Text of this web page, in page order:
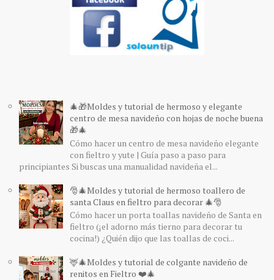
🎄🎁Moldes y tutorial de hermoso y elegante
centro de mesa navideño con hojas de noche buena
🎁🎄
Cómo hacer un centro de mesa navideño elegante
con fieltro y yute | Guía paso a paso para
principiantes Si buscas una manualidad navideña el...
🎅🎄Moldes y tutorial de hermoso toallero de
santa Claus en fieltro para decorar 🎄🎅
Cómo hacer un porta toallas navideño de Santa en
fieltro (¡el adorno más tierno para decorar tu
cocina!) ¿Quién dijo que las toallas de coci...
🦌🎄Moldes y tutorial de colgante navideño de
renitos en Fieltro ❤️🎄